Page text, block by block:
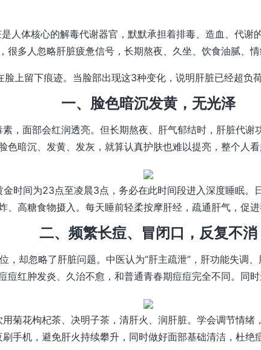
人体核心的解毒代谢器官，默默承担着排毒、造血、代
很多人忽略肝脏疲惫信号，长期熬夜、久坐、饮食油腻、情
上留下痕迹。当脸部出现这3种变化，说明肝脏已经超负
一、脸色暗沉发黄，无光泽
，面部会红润透亮。但长期熬夜、肝气郁结时，肝脏代
色暗沉、发黄、发灰，就算认真护肤也难以提亮，整个人看
时间为23点至凌晨3点，务必在此时间段进入深度睡眠
、高糖食物摄入。每天睡前轻柔按摩肝经，疏通肝气，促进
二、频繁长痘、冒闭口，反复不消
，却忽略了肝脏问题。中医认为“肝主疏泄”，肝功能失调
痘红肿发炎、久治不愈，和普通青春期痘痘完全不同。同
菊花枸杞茶、决明子茶，清肝火、润肝脏。学会调节情
刷手机，避免肝火持续攀升，同时做好面部基础清洁，杜绝